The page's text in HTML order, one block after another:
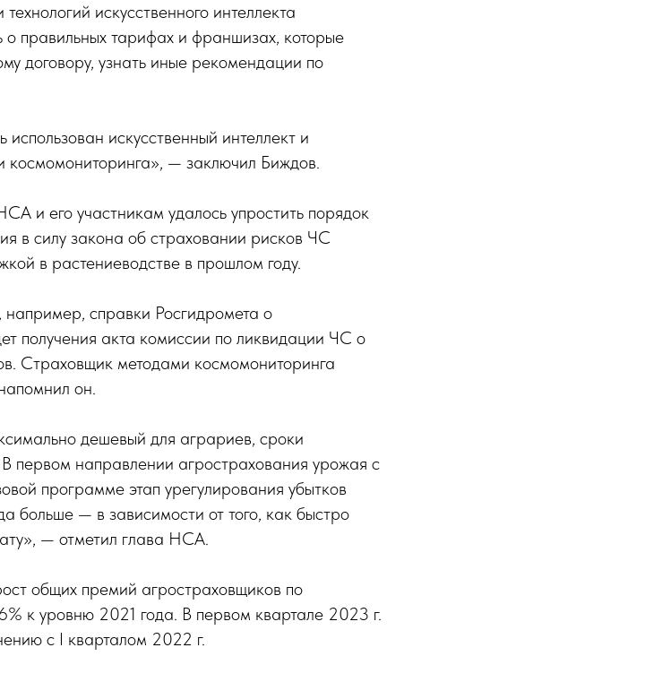
искусственного интеллекта
о правильных тарифах и франшизах, которые
договору, узнать иные рекомендации по
искусственный интеллект и
космомониторинга», — заключил Биждов.
и его участникам удалось упростить порядок
в силу закона об страховании рисков ЧС
в растениеводстве в прошлом году.
справки Росгидромета о
получения акта комиссии по ликвидации ЧС о
Страховщик методами космомониторинга
он.
дешевый для аграриев, сроки
первом направлении агрострахования урожая с
программе этап урегулирования убытков
больше — в зависимости от того, как быстро
— отметил глава НСА.
общих премий агростраховщиков по
к уровню 2021 года. В первом квартале 2023 г.
с I кварталом 2022 г.